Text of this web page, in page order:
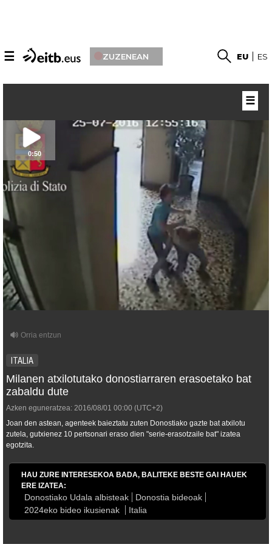
☰ ZUZENEAN EU ES
0:50
ITALIA
Milanen atxilotutako donostiarraren erasoetako bat
zabaldu dute
Azken eguneratzea: 2016/08/01 00:00 (UTC+2)
Joan den astean, agenteek baieztatu zuten Donostiako gazte bat atxilotu
zutela, gutxienez 10 pertsonari eraso dien "serie-erasotzaile bat" izatea
egotzita.
HAU ZURE INTERESEKOA BADA, BALITEKE BESTE GAI HAUEK
ERE IZATEA:
Donostiako Udala albisteak
Donostia bideoak
2024eko bideo ikusienak
Italia
☰